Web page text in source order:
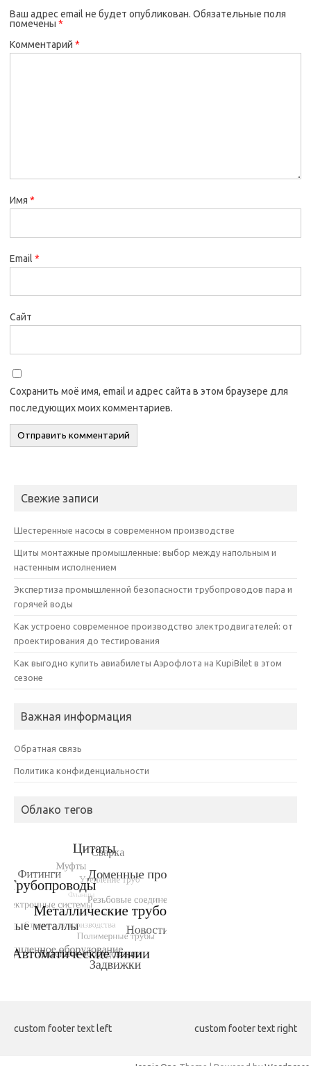
Ваш адрес email не будет опубликован. Обязательные поля
помечены *
Комментарий *
Имя *
Email *
Сайт
Сохранить моё имя, email и адрес сайта в этом браузере для
последующих моих комментариев.
Свежие записи
Шестеренные насосы в современном производстве
Щиты монтажные промышленные: выбор между напольным и
настенным исполнением
Экспертиза промышленной безопасности трубопроводов пара и
горячей воды
Как устроено современное производство электродвигателей: от
проектирования до тестирования
Как выгодно купить авиабилеты Аэрофлота на KupiBilet в этом
сезоне
Важная информация
Обратная связь
Политика конфиденциальности
Облако тегов
custom footer text left custom footer text right